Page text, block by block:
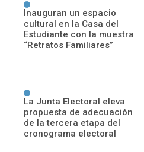
Inauguran un espacio
cultural en la Casa del
Estudiante con la muestra
“Retratos Familiares”
La Junta Electoral eleva
propuesta de adecuación
de la tercera etapa del
cronograma electoral